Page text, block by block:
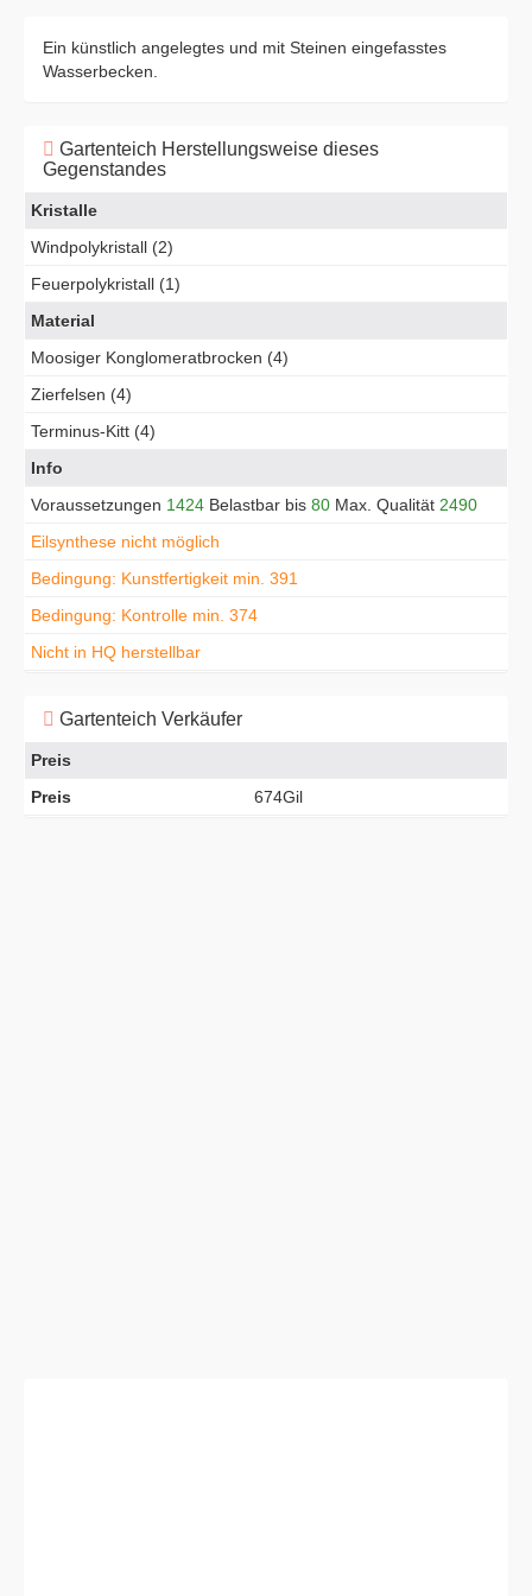
Ein künstlich angelegtes und mit Steinen eingefasstes
Wasserbecken.
Gartenteich Herstellungsweise dieses
Gegenstandes
Kristalle
Windpolykristall (2)
Feuerpolykristall (1)
Material
Moosiger Konglomeratbrocken (4)
Zierfelsen (4)
Terminus-Kitt (4)
Info
Voraussetzungen 1424 Belastbar bis 80 Max. Qualität 2490
Eilsynthese nicht möglich
Bedingung: Kunstfertigkeit min. 391
Bedingung: Kontrolle min. 374
Nicht in HQ herstellbar
Gartenteich Verkäufer
Preis
Preis
674Gil